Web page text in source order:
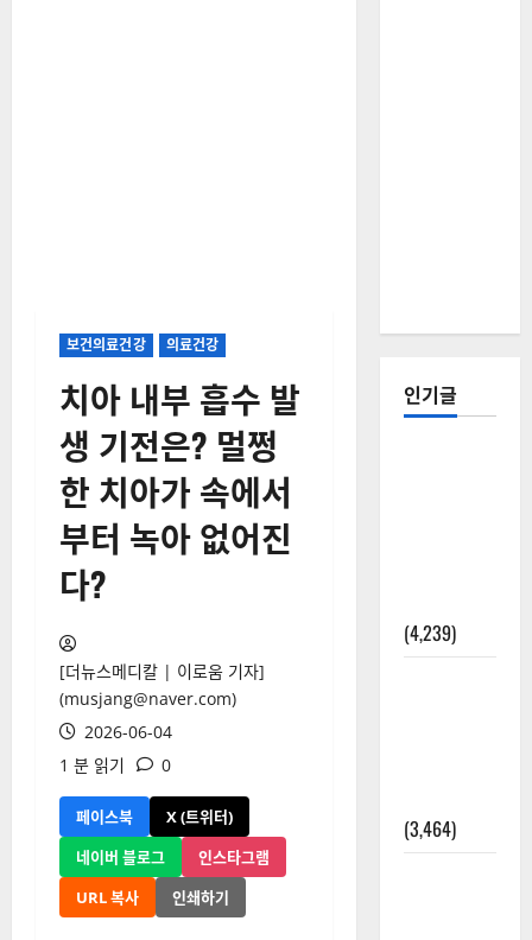
보건의료건강 의료건강
치아 내부 흡수 발
생 기전은? 멀쩡
한 치아가 속에서
부터 녹아 없어진
다?
[더뉴스메디칼 | 이로움 기자]
(musjang@naver.com)
2026-06-04
1 분 읽기
0
페이스북
X (트위터)
네이버 블로그
인스타그램
URL 복사
인쇄하기
인기글
(4,239)
(3,464)